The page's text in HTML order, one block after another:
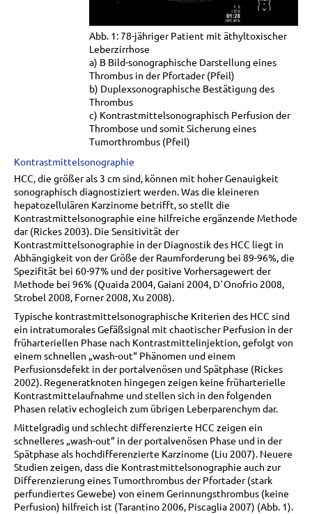
Abb. 1: 78-jähriger Patient mit äthyltoxischer
Leberzirrhose
a) B Bild-sonographische Darstellung eines
Thrombus in der Pfortader (Pfeil)
b) Duplexsonographische Bestätigung des
Thrombus
c) Kontrastmittelsonographisch Perfusion der
Thrombose und somit Sicherung eines
Tumorthrombus (Pfeil)
Kontrastmittelsonographie
HCC, die größer als 3 cm sind, können mit hoher Genauigkeit
sonographisch diagnostiziert werden. Was die kleineren
hepatozellulären Karzinome betrifft, so stellt die
Kontrastmittelsonographie eine hilfreiche ergänzende Methode
dar (Rickes 2003). Die Sensitivität der
Kontrastmittelsonographie in der Diagnostik des HCC liegt in
Abhängigkeit von der Größe der Raumforderung bei 89-96%, die
Spezifität bei 60-97% und der positive Vorhersagewert der
Methode bei 96% (Quaida 2004, Gaiani 2004, D`Onofrio 2008,
Strobel 2008, Forner 2008, Xu 2008).
Typische kontrastmittelsonographische Kriterien des HCC sind
ein intratumorales Gefäßsignal mit chaotischer Perfusion in der
früharteriellen Phase nach Kontrastmittelinjektion, gefolgt von
einem schnellen „wash-out“ Phänomen und einem
Perfusionsdefekt in der portalvenösen und Spätphase (Rickes
2002). Regeneratknoten hingegen zeigen keine früharterielle
Kontrastmittelaufnahme und stellen sich in den folgenden
Phasen relativ echogleich zum übrigen Leberparenchym dar.
Mittelgradig und schlecht differenzierte HCC zeigen ein
schnelleres „wash-out“ in der portalvenösen Phase und in der
Spätphase als hochdifferenzierte Karzinome (Liu 2007). Neuere
Studien zeigen, dass die Kontrastmittelsonographie auch zur
Differenzierung eines Tumorthrombus der Pfortader (stark
perfundiertes Gewebe) von einem Gerinnungsthrombus (keine
Perfusion) hilfreich ist (Tarantino 2006, Piscaglia 2007) (Abb. 1).